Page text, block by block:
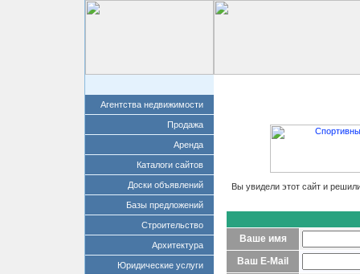
Агентства недвижимости
Продажа
Аренда
Каталоги сайтов
Доски объявлений
Базы предложений
Строительство
Архитектура
Юридические услуги
Вы увидели этот сайт и
Ваше имя
Ваш E-Mail